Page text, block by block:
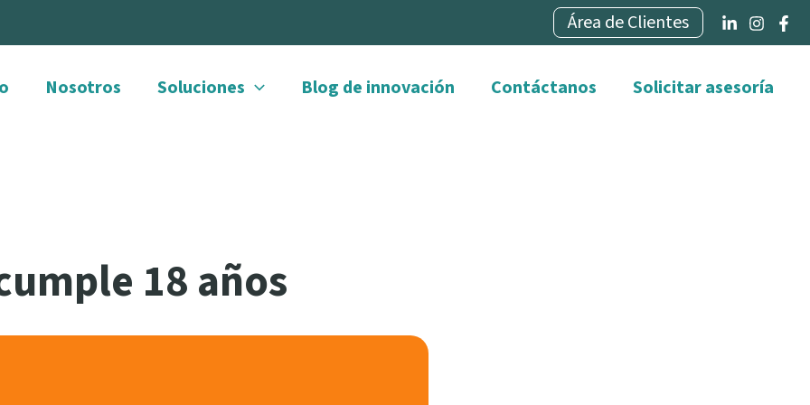
Área de Clientes
Nosotros Soluciones Blog de innovación Contáctanos Solicitar asesoría
18 años